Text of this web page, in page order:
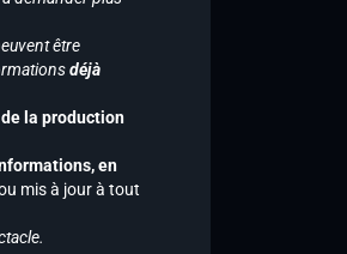
être
déjà
la production
en
mis à jour à tout